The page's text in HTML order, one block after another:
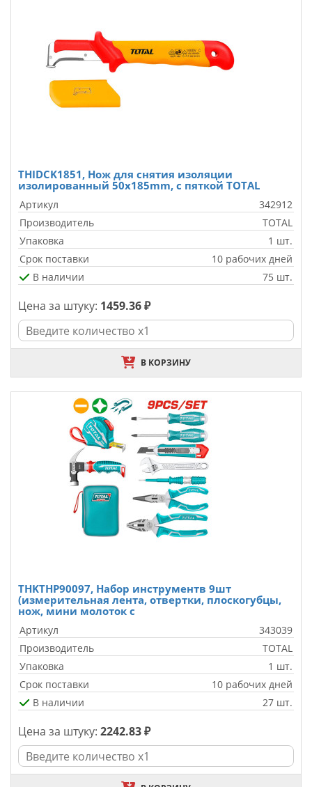
THIDCK1851, Нож для снятия изоляции
изолированный 50x185mm, с пяткой TOTAL
Артикул
342912
Производитель
TOTAL
Упаковка
1 шт.
Срок поставки
10 рабочих дней
В наличии
75 шт.
Цена за штуку: 1459.36 ₽
В КОРЗИНУ
THKTHP90097, Набор инструментв 9шт
(измерительная лента, отвертки, плоскогубцы,
нож, мини молоток с
Артикул
343039
Производитель
TOTAL
Упаковка
1 шт.
Срок поставки
10 рабочих дней
В наличии
27 шт.
Цена за штуку: 2242.83 ₽